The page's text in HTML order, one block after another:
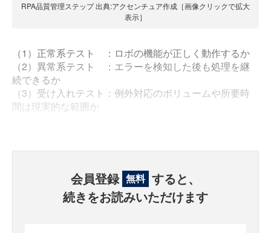
RPA品質管理ステップ 出典:アクセンチュア作成［画像クリックで拡大
表示］
（1）正常系テスト ：ロボの機能が正しく動作するか
（2）異常系テスト ：エラーを検知した後も処理を継
続できるか
（3）受け入れテスト：例外対応のボリュームや所要時
間は現実的な範囲か
会員登録 無料 すると、
続きをお読みいただけます